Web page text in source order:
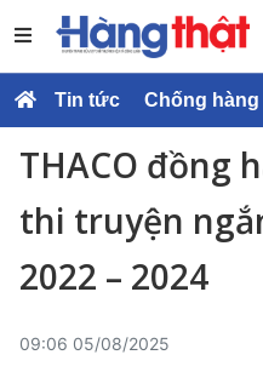
Tin tức Chống hàng
THACO đồng
thi truyện
2022 – 2024
09:06 05/08/2025